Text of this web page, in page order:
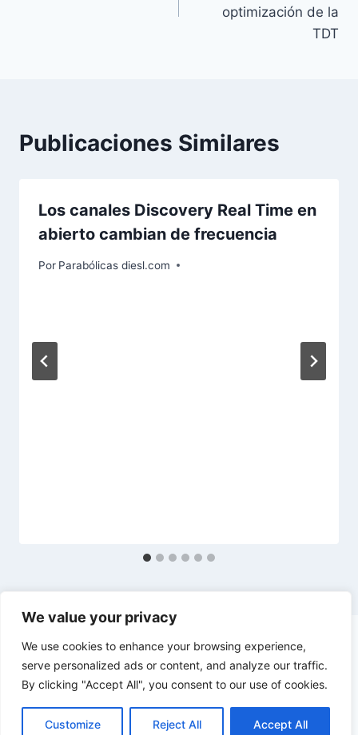
We value your privacy
We use cookies to enhance your browsing experience,
serve personalized ads or content, and analyze our traffic.
By clicking "Accept All", you consent to our use of cookies.
Customize Reject All Accept All
optimización de la
TDT
Publicaciones Similares
Los canales Discovery Real Time en
abierto cambian de frecuencia
Por Parabólicas diesl.com
© 2026 diesl.com - Tema para WordPress por
Kadence WP